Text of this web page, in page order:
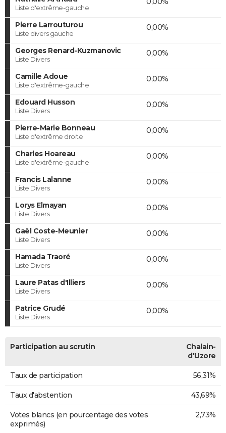
Liste d'extrême-gauche
Pierre Larrouturou
Liste divers gauche
0,00%
Georges Renard-Kuzmanovic
Liste Divers
0,00%
Camille Adoue
Liste d'extrême-gauche
0,00%
Edouard Husson
Liste Divers
0,00%
Pierre-Marie Bonneau
Liste d'extrême droite
0,00%
Charles Hoareau
Liste d'extrême-gauche
0,00%
Francis Lalanne
Liste Divers
0,00%
Lorys Elmayan
Liste Divers
0,00%
Gaël Coste-Meunier
Liste Divers
0,00%
Hamada Traoré
Liste Divers
0,00%
Laure Patas d'Illiers
Liste Divers
0,00%
Patrice Grudé
Liste Divers
0,00%
Participation au scrutin
Chalain-
d'Uzore
Taux de participation 56,31%
Taux d'abstention 43,69%
Votes blancs (en pourcentage des votes
exprimés)
2,73%